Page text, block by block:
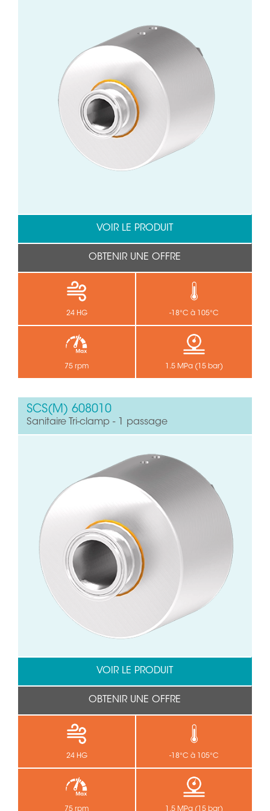
24 HG -18°C à 105°C
75 rpm 1.5 MPa (15 bar)
VOIR LE PRODUIT
OBTENIR UNE OFFRE
SCS(M) 608010
Sanitaire Tri-clamp - 1 passage
24 HG -18°C à 105°C
75 rpm 1.5 MPa (15 bar)
VOIR LE PRODUIT
OBTENIR UNE OFFRE